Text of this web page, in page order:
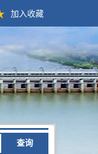
加入收藏
查询